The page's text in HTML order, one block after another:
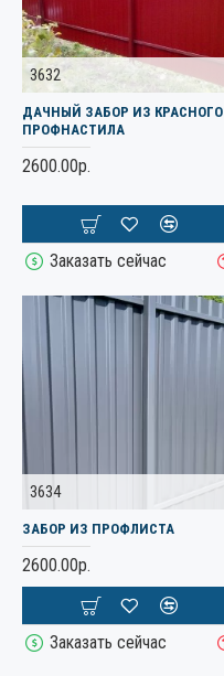
3632
ДАЧНЫЙ ЗАБОР ИЗ КРАСНОГО
ПРОФНАСТИЛА
2600.00р.
Заказать сейчас
3634
ЗАБОР ИЗ ПРОФЛИСТА
2600.00р.
Заказать сейчас